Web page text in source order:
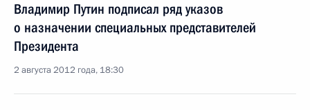
Владимир Путин подписал ряд указов
о назначении специальных представителей
Президента
2 августа 2012 года, 18:30